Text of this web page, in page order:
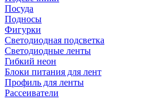
Посуда
Подносы
Фигурки
Светодиодная подсветка
Светодиодные ленты
Гибкий неон
Блоки питания для лент
Профиль для ленты
Рассеиватели